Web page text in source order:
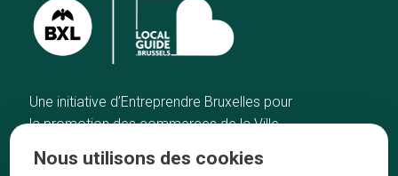
Une initiative d’Entreprendre Bruxelles pour
la promotion des commerces de la Ville
Accueil
Artisans
Nous utilisons des cookies